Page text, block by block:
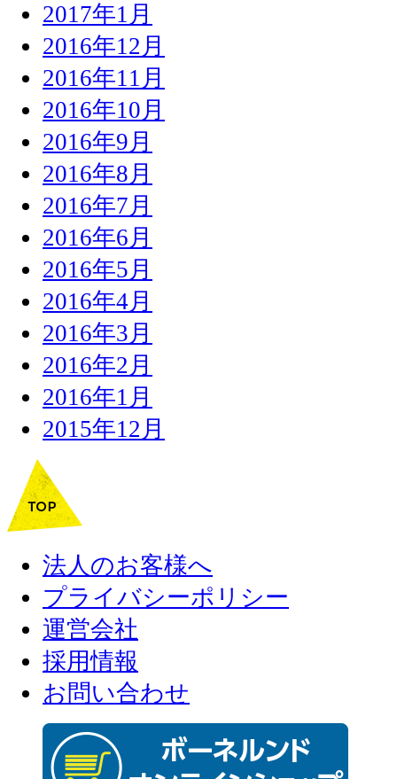
2017年1月
2016年12月
2016年11月
2016年10月
2016年9月
2016年8月
2016年7月
2016年6月
2016年5月
2016年4月
2016年3月
2016年2月
2016年1月
2015年12月
法人のお客様へ
プライバシーポリシー
運営会社
採用情報
お問い合わせ